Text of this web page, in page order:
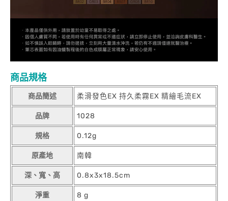
商品規格
商品簡述 柔滑發色EX 持久柔霧EX 精繪毛流EX
品牌 1028
規格 0.12g
原產地 南韓
深、寬、高 0.8x3x18.5cm
淨重 8 g